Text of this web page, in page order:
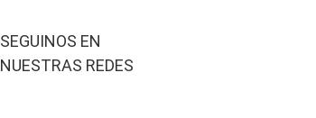
SEGUINOS EN
NUESTRAS REDES